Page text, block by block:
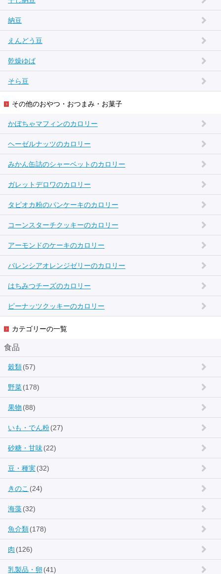
納豆
えんどう豆
乾燥ゆば
そら豆
その他のおやつ・おつまみ・お菓子
かぼちゃマフィンのカロリー
ヘーゼルナッツのカロリー
みかん缶詰のシャーベットのカロリー
ガレットデロワのカロリー
タピオカ粉のパンケーキのカロリー
コーンスターチクッキーのカロリー
アーモンドのケーキのカロリー
バレンシアオレンジゼリーのカロリー
はちみつチーズのカロリー
ピーナッツクッキーのカロリー
カテゴリーの一覧
食品
穀類(57)
野菜(178)
果物 (88)
いも・でん粉(27)
砂糖・甘味(22)
豆・種実(32)
きのこ (24)
海藻(32)
魚介類(178)
肉 (126)
乳製品・卵 (41)